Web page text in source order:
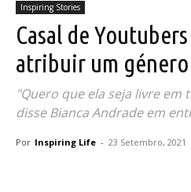
Inspiring Stories
Casal de
atribuir um
"Quero que ela seja livre em
disse Bianca Andrade em
Por Inspiring Life - 23 Setembro, 2021